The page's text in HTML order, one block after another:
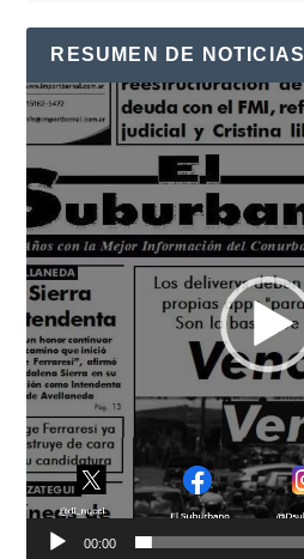
RESUMEN DE NOTICIAS
Reproductor
de
vídeo
00:00